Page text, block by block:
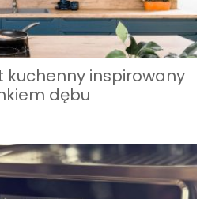
kuchenny inspirowany
dębu